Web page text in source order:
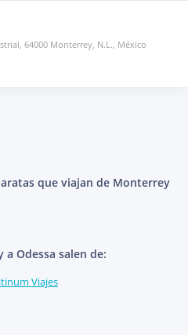
64000 Monterrey, N.L., México
que viajan de Monterrey
Odessa salen de:
Viajes